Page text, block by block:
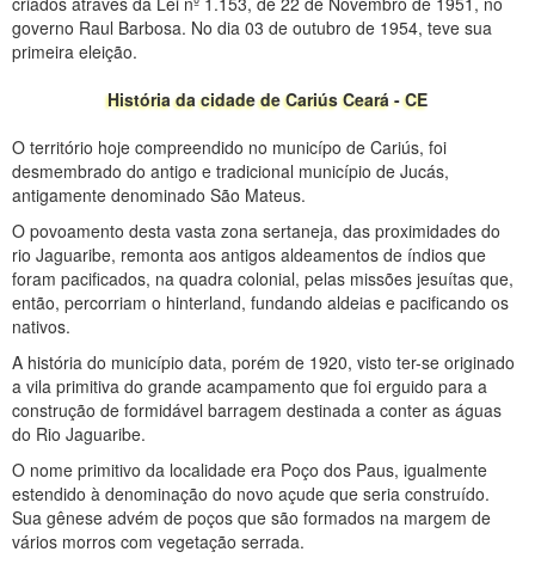
governo Raul Barbosa. No dia 03 de outubro de 1954, teve sua
primeira eleição.
História da cidade de Cariús Ceará - CE
O território hoje compreendido no municípo de Cariús, foi
desmembrado do antigo e tradicional município de Jucás,
antigamente denominado São Mateus.
O povoamento desta vasta zona sertaneja, das proximidades do
rio Jaguaribe, remonta aos antigos aldeamentos de índios que
foram pacificados, na quadra colonial, pelas missões jesuítas que,
então, percorriam o hinterland, fundando aldeias e pacificando os
nativos.
A história do município data, porém de 1920, visto ter-se originado
a vila primitiva do grande acampamento que foi erguido para a
construção de formidável barragem destinada a conter as águas
do Rio Jaguaribe.
O nome primitivo da localidade era Poço dos Paus, igualmente
estendido à denominação do novo açude que seria construído.
Sua gênese advém de poços que são formados na margem de
vários morros com vegetação serrada.